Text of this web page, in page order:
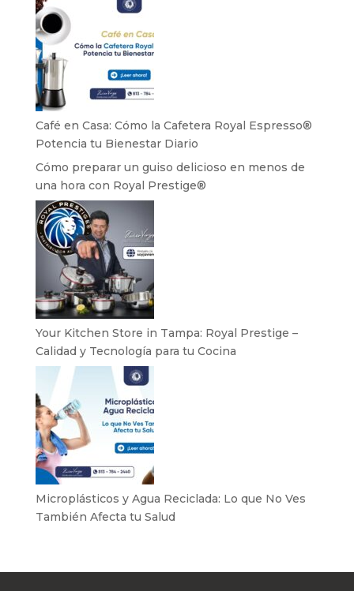
Café en Casa: Cómo la Cafetera Royal Espresso®
Potencia tu Bienestar Diario
Cómo preparar un guiso delicioso en menos de
una hora con Royal Prestige®
Your Kitchen Store in Tampa: Royal Prestige –
Calidad y Tecnología para tu Cocina
Microplásticos y Agua Reciclada: Lo que No Ves
También Afecta tu Salud